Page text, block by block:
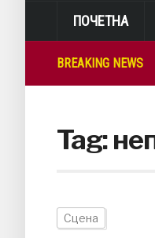
ПОЧЕТНА
BREAKING NEWS
Како
Tag:
Сцена